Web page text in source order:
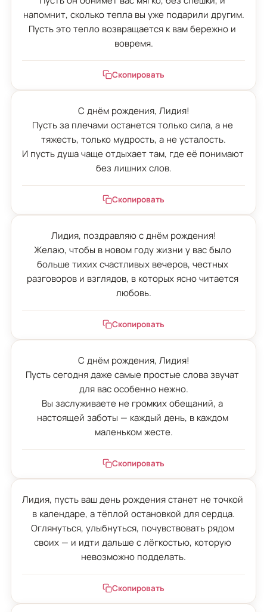
напомнит, сколько тепла вы уже подарили другим.
Пусть это тепло возвращается к вам бережно и
вовремя.
Скопировать
С днём рождения, Лидия!
Пусть за плечами останется только сила, а не
тяжесть, только мудрость, а не усталость.
И пусть душа чаще отдыхает там, где её понимают
без лишних слов.
Скопировать
Лидия, поздравляю с днём рождения!
Желаю, чтобы в новом году жизни у вас было
больше тихих счастливых вечеров, честных
разговоров и взглядов, в которых ясно читается
любовь.
Скопировать
С днём рождения, Лидия!
Пусть сегодня даже самые простые слова звучат
для вас особенно нежно.
Вы заслуживаете не громких обещаний, а
настоящей заботы — каждый день, в каждом
маленьком жесте.
Скопировать
Лидия, пусть ваш день рождения станет не точкой
в календаре, а тёплой остановкой для сердца.
Оглянуться, улыбнуться, почувствовать рядом
своих — и идти дальше с лёгкостью, которую
невозможно подделать.
Скопировать